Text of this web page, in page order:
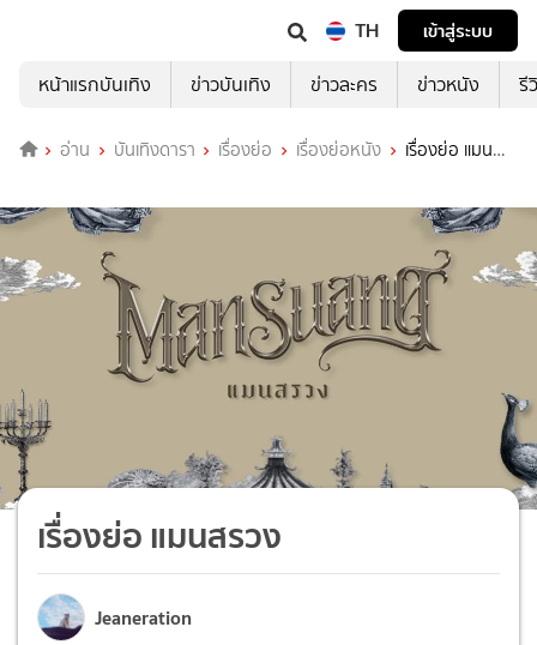
TH
เข้าสู่ระบบ
หน้าแรกบันเทิง
ข่าวบันเทิง ข่าวละคร ข่าวหนัง รี
อ่าน บันเทิงดารา เรื่องย่อ เรื่องย่อหนัง
เรื่องย่อ แมน
เรื่องย่อ แมนสรวง
Jeaneration